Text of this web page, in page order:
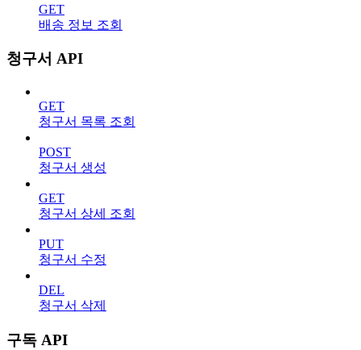
GET
배송 정보 조회
청구서 API
GET
청구서 목록 조회
POST
청구서 생성
GET
청구서 상세 조회
PUT
청구서 수정
DEL
청구서 삭제
구독 API